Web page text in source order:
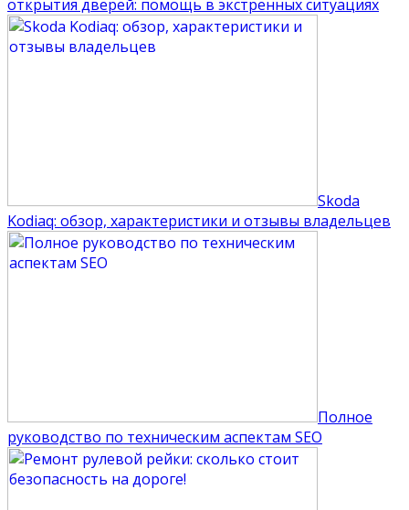
открытия дверей: помощь в экстренных ситуациях
Skoda
Kodiaq: обзор, характеристики и отзывы владельцев
Полное
руководство по техническим аспектам SEO